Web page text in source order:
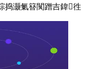
捣灏氭簮闃蹭吉鍏徃